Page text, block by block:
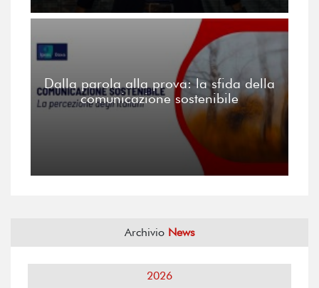
Dalla parola alla prova: la sfida della
comunicazione sostenibile
Archivio News
2026